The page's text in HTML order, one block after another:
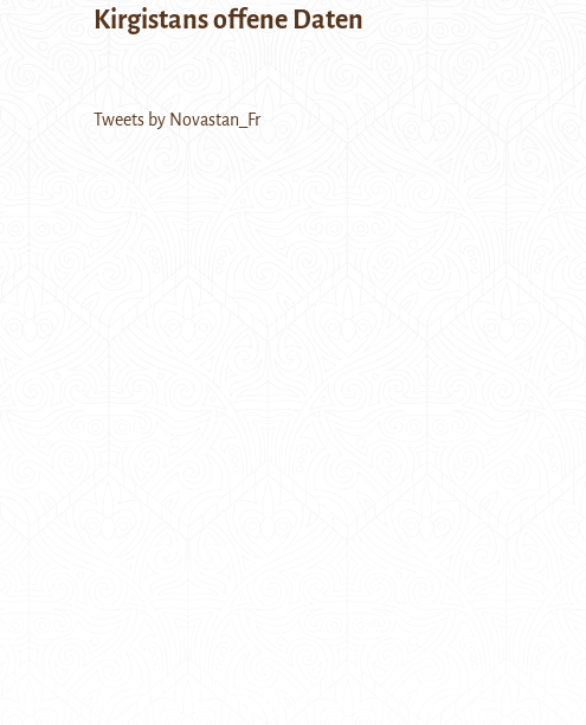
Kirgistans offene Daten
Tweets by Novastan_Fr